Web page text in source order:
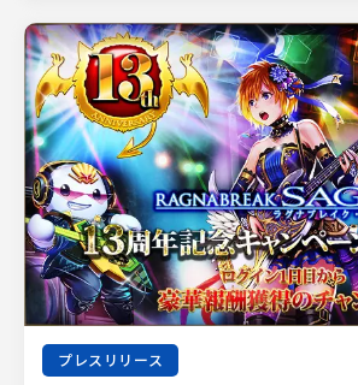
プレスリリース